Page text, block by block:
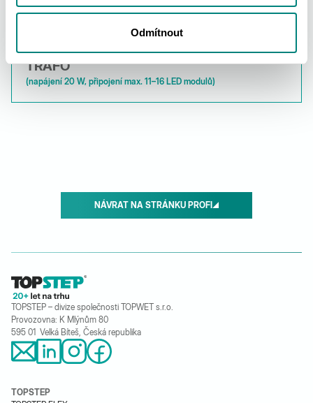
Odmítnout
(napájení 20 W, připojení max. 1–10 LED modulů)
TRAFO
(napájení 20 W, připojení max. 11–16 LED modulů)
NÁVRAT NA STRÁNKU PROFI
TOPSTEP – divize společnosti TOPWET s.r.o.
Provozovna: K Mlýnům 80
595 01 Velká Bíteš, Česká republika
TOPSTEP